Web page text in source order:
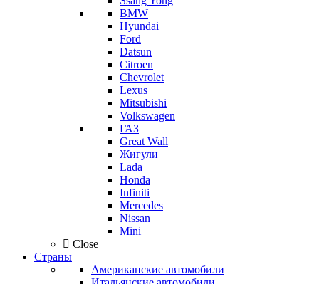
BMW
Hyundai
Ford
Datsun
Citroen
Chevrolet
Lexus
Mitsubishi
Volkswagen
ГАЗ
Great Wall
Жигули
Lada
Honda
Infiniti
Mercedes
Nissan
Mini
Close
Страны
Американские автомобили